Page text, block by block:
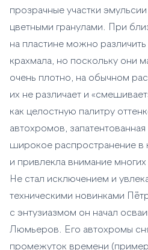
прозрачные участки
цветными гранулами. При
на пластине можно
крахмала, но поскольку они
очень плотно, на обычном
их не различает и
как целостную палитру
автохромов,
широкое распространение в
и привлекла внимание
Не стал исключением и
техническими новинками
с энтузиазмом он начал
Люмьеров. Его автохромы
промежуток времени